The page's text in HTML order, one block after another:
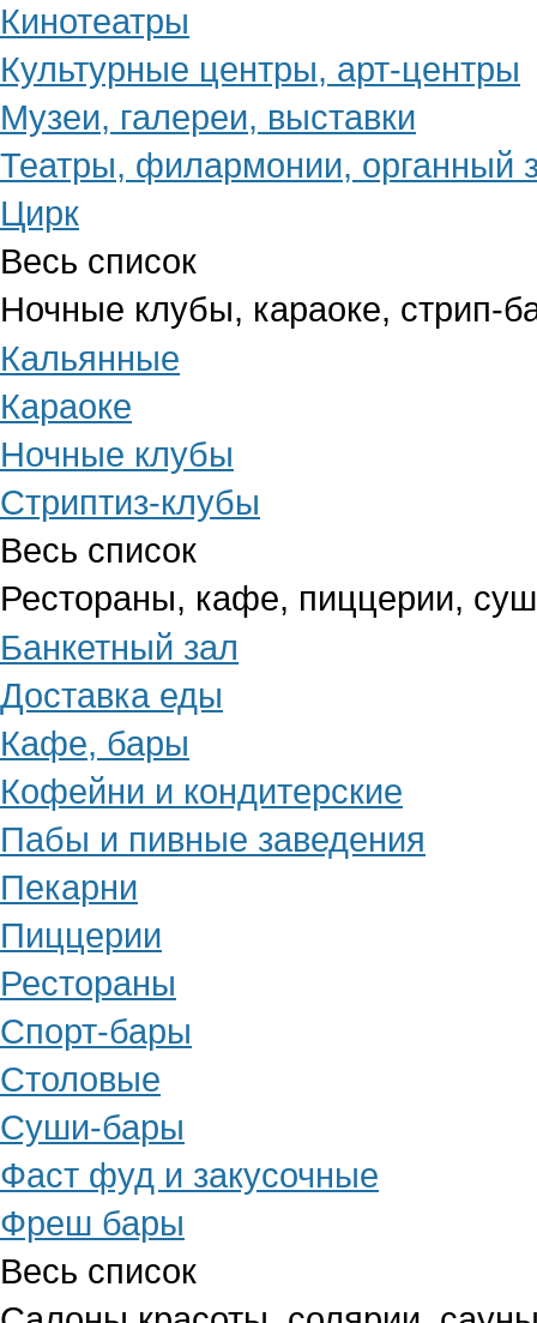
Кинотеатры
Культурные центры, арт-центры
Музеи, галереи, выставки
Театры, филармонии, органный
Цирк
Весь список
Ночные клубы, караоке, стрип-
Кальянные
Караоке
Ночные клубы
Стриптиз-клубы
Весь список
Рестораны, кафе, пиццерии,
Банкетный зал
Доставка еды
Кафе, бары
Кофейни и кондитерские
Пабы и пивные заведения
Пекарни
Пиццерии
Рестораны
Спорт-бары
Столовые
Суши-бары
Фаст фуд и закусочные
Фреш бары
Весь список